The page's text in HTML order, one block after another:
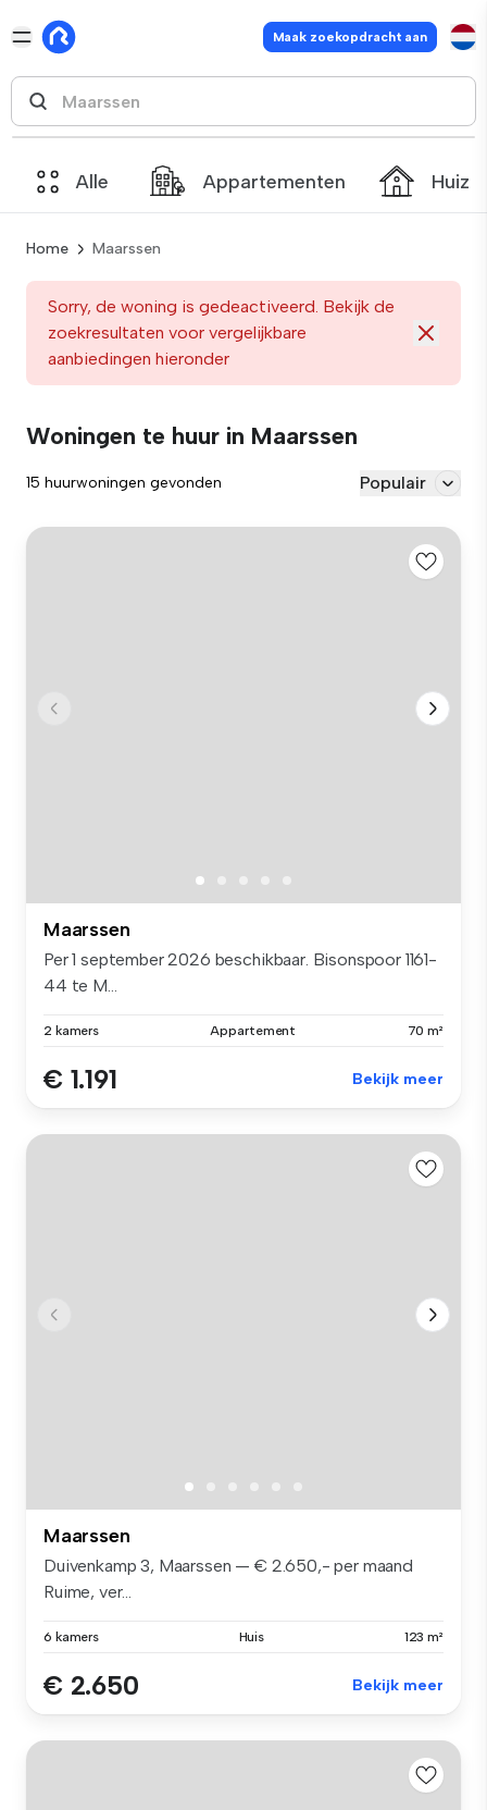
Maak zoekopdracht aan
Alle Appartementen
Home Maarssen
Sorry, de woning is gedeactiveerd. Bekijk de
zoekresultaten voor vergelijkbare
aanbiedingen hieronder
Woningen te huur in Maarssen
15 huurwoningen gevonden Populair
Maarssen
Per 1 september 2026 beschikbaar. Bisonspoor 1161-
44 te M...
2 kamers Appartement 70 m²
€ 1.191 Bekijk meer
Maarssen
Duivenkamp 3, Maarssen — € 2.650,- per maand
Ruime, ver...
6 kamers Huis 123 m²
€ 2.650 Bekijk meer